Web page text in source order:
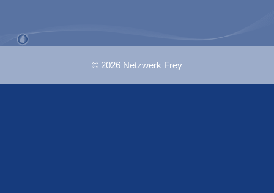
© 2026 Netzwerk Frey